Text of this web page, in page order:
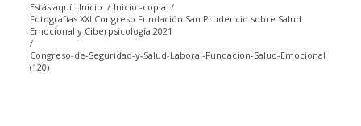
Estás aquí: Inicio / Inicio -copia /
Fotografías XXI Congreso Fundación San Prudencio sobre Salud
Emocional y Ciberpsicología 2021
/
Congreso-de-Seguridad-y-Salud-Laboral-Fundacion-Salud-Emocional
(120)